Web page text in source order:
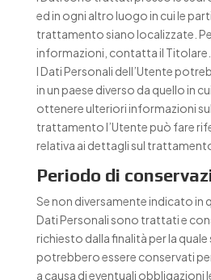
ed in ogni altro luogo in cui le
trattamento siano localizzate.
informazioni, contatta il Titolare.
I Dati Personali dell’Utente
in un paese diverso da quello in
ottenere ulteriori informazioni
trattamento l’Utente può fare
relativa ai dettagli sul
Periodo di
Se non diversamente indicato
Dati Personali sono trattati e
richiesto dalla finalità per la
potrebbero essere conservati
a causa di eventuali obbligazioni